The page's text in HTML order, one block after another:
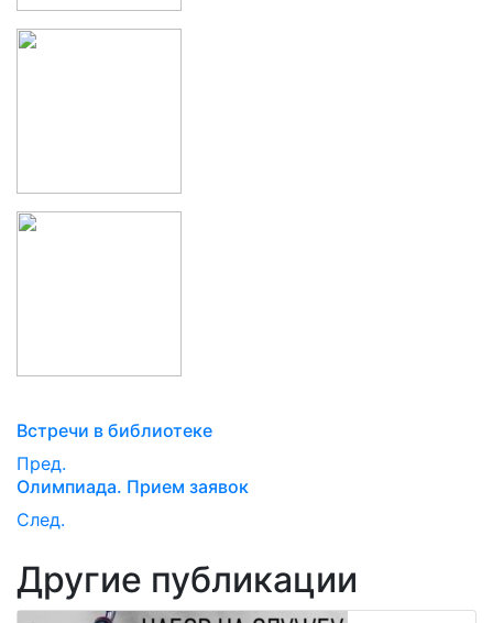
Встречи в библиотеке
Пред.
Олимпиада. Прием заявок
След.
Другие публикации